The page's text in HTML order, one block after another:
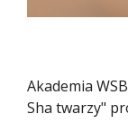
Akademia
Sha twarzy"